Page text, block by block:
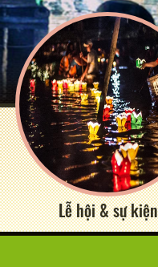
Lễ hội & sự kiện